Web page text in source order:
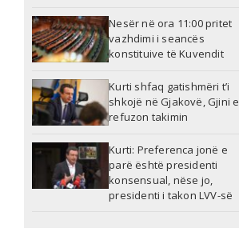
Nesër në ora 11:00 pritet
vazhdimi i seancës
konstituive të Kuvendit
Kurti shfaq gatishmëri t’i
shkojë në Gjakovë, Gjini e
refuzon takimin
Kurti: Preferenca jonë e
parë është presidenti
konsensual, nëse jo,
presidenti i takon LVV-së